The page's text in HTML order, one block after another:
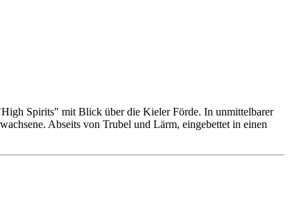
Spirits" mit Blick über die Kieler Förde. In unmittelbarer
Abseits von Trubel und Lärm, eingebettet in einen